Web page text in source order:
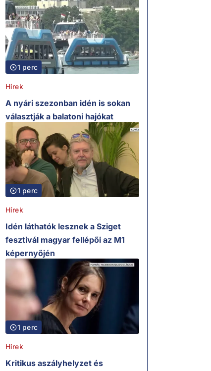
1 perc
Hírek
A nyári szezonban idén is sokan
választják a balatoni hajókat
1 perc
Hírek
Idén láthatók lesznek a Sziget
fesztivál magyar fellépői az M1
képernyőjén
1 perc
Hírek
Kritikus aszályhelyzet és